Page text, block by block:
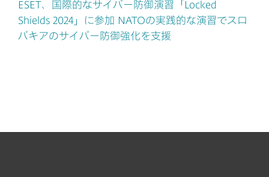
ESET、国際的なサイバー防御演習「Locked
Shields 2024」に参加 NATOの実践的な演習でスロ
バキアのサイバー防御強化を支援